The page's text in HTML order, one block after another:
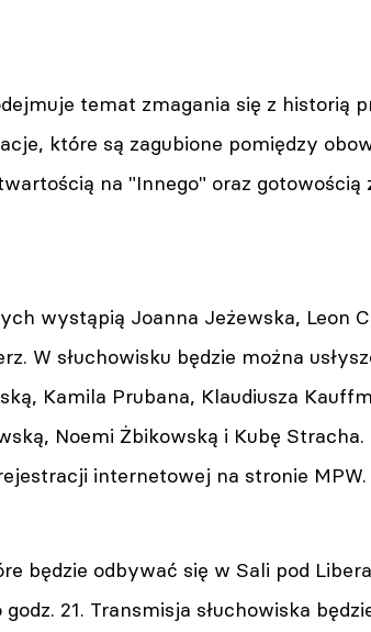
temat zmagania się z historią
które są zagubione pomiędzy
na "Innego" oraz gotowością
wystąpią Joanna Jeżewska, Leon
W słuchowisku będzie można
Kamila Prubana, Klaudiusza
Noemi Żbikowską i Kubę Stracha.
internetowej na stronie MPW.
będzie odbywać się w Sali pod
21. Transmisja słuchowiska